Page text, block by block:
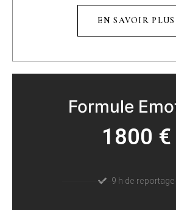
EN SAVOIR PLUS
Formule
1800 €
9 h de reportage